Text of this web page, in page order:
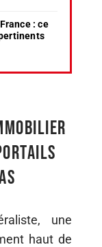
: ce
une
haut de